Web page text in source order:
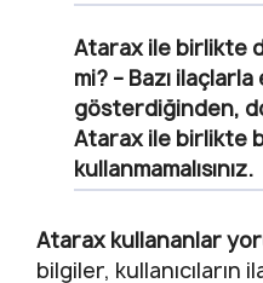
Atarax ile birlikte
mi? – Bazı
gösterdiğinden,
Atarax ile birlikte
kullanmamalısınız.
Atarax kullananlar
bilgiler, kullanıcıların